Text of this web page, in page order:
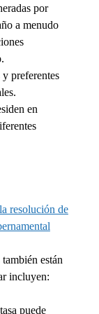
por
a menudo
preferentes
en
resolución de
están
incluyen:
puede